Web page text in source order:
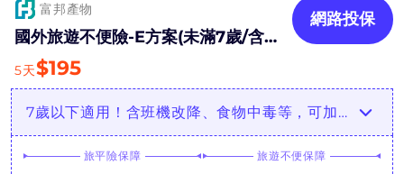
富邦產物
國外旅遊不便險-E方案(未滿7歲/含法
傳)
網路投保
5天$195
7歲以下適用！含班機改降、食物中毒等，可加購票券取消補償！
旅平險保障 旅遊不便保障